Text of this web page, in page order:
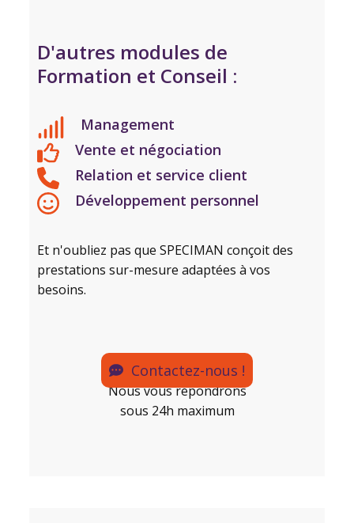
D'autres modules de
Formation et Conseil :
Management
Vente et négociation
Relation et service client
Développement personnel
Et n'oubliez pas que SPECIMAN conçoit des
prestations sur-mesure adaptées à vos
besoins.
Contactez-nous !
Nous vous répondrons
sous 24h maximum